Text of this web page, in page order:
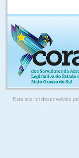
Este site foi desenvolvido